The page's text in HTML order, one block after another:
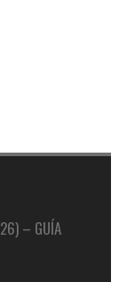
– GUÍA